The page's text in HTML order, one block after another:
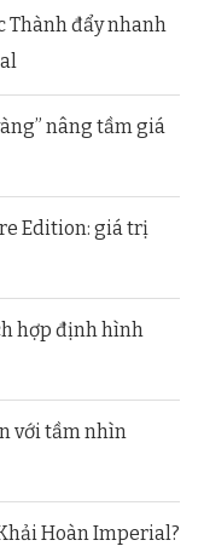
Thành đẩy nhanh
nâng tầm giá
Edition: giá trị
hợp định hình
với tầm nhìn
Hoàn Imperial?